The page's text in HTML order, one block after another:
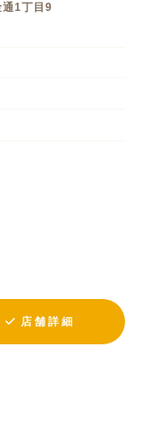
通1丁目9
店舗詳細